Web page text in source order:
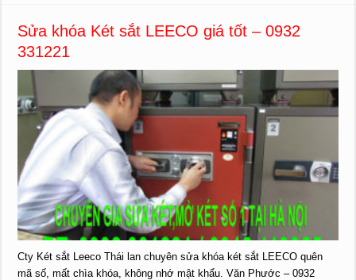
Sửa khóa Két sắt LEECO giá tốt – 0932
331221
Cty Két sắt Leeco Thái lan chuyên sửa khóa két sắt LEECO quên
mã số, mất chìa khóa, không nhớ mật khẩu. Văn Phước – 0932